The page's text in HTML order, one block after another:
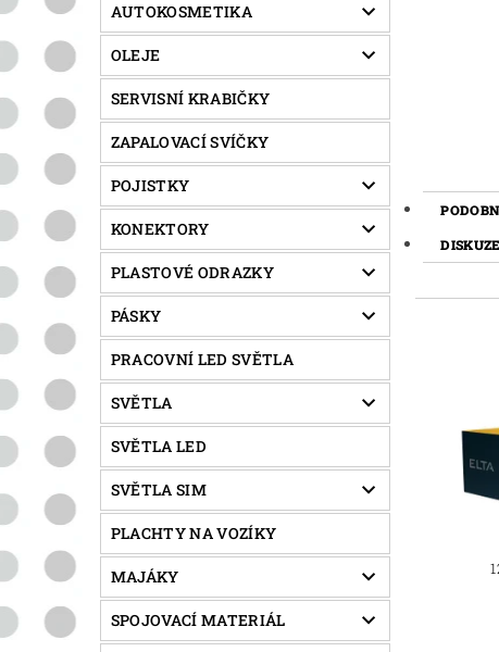
AUTOKOSMETIKA
OLEJE
SERVISNÍ KRABIČKY
ZAPALOVACÍ SVÍČKY
POJISTKY
KONEKTORY
PLASTOVÉ ODRAZKY
PÁSKY
PRACOVNÍ LED SVĚTLA
SVĚTLA
SVĚTLA LED
SVĚTLA SIM
PLACHTY NA VOZÍKY
MAJÁKY
SPOJOVACÍ MATERIÁL
DISKUZE